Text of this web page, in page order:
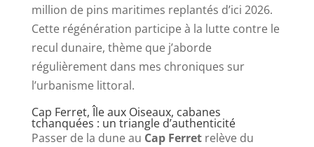
million de pins maritimes replantés d’ici 2026.
Cette régénération participe à la lutte contre le
recul dunaire, thème que j’aborde
régulièrement dans mes chroniques sur
l’urbanisme littoral.
Cap Ferret, Île aux Oiseaux, cabanes
tchanquées : un triangle d’authenticité
Passer de la dune au Cap Ferretrelève du